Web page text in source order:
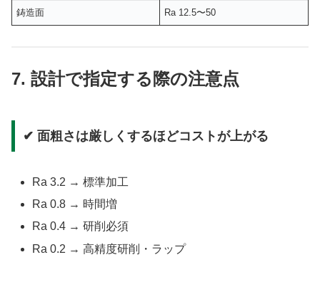
鋳造面 Ra 12.5〜50
7. 設計で指定する際の注意点
✔ 面粗さは厳しくするほどコストが上がる
Ra 3.2 → 標準加工
Ra 0.8 → 時間増
Ra 0.4 → 研削必須
Ra 0.2 → 高精度研削・ラップ